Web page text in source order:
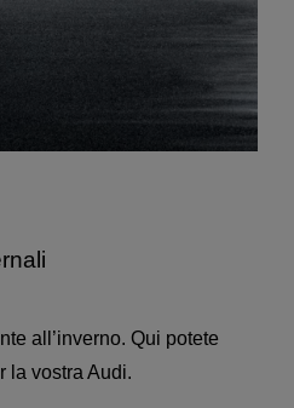
all’inverno. Qui potete
la vostra Audi.